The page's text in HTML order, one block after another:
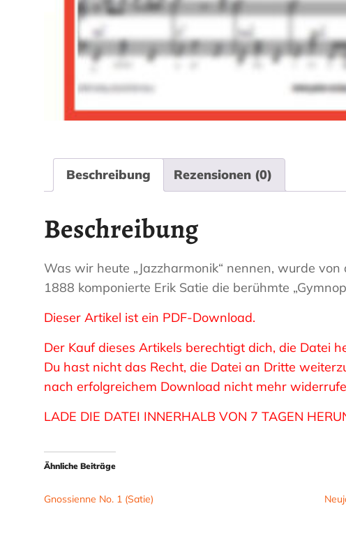
Beschreibung Rezensionen (0)
Beschreibung
Was wir heute „Jazzharmonik“ nennen, wurde
1888 komponierte Erik Satie die berühmte
Dieser Artikel ist ein PDF-Download.
Der Kauf dieses Artikels berechtigt dich, die Datei
Du hast nicht das Recht, die Datei an Dritte
nach erfolgreichem Download nicht mehr
LADE DIE DATEI INNERHALB VON 7 TAGEN
Ähnliche Beiträge
Gnossienne No. 1 (Satie)